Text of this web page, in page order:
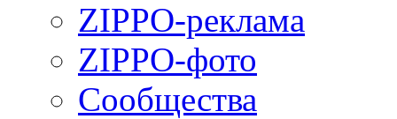
ZIPPO-реклама
ZIPPO-фото
Сообщества